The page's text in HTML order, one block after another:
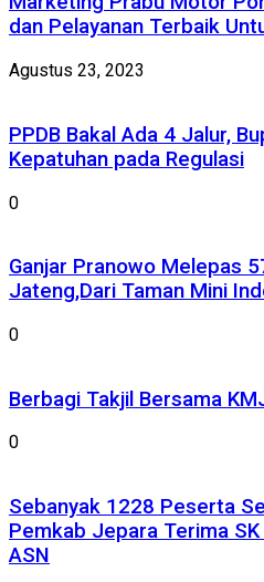
dan Pelayanan Terbaik
Agustus 23, 2023
PPDB Bakal Ada 4 Jalur,
Kepatuhan pada Regulasi
0
Ganjar Pranowo Melepas
Jateng,Dari Taman Mini
0
Berbagi Takjil Bersama
0
Sebanyak 1228 Peserta
Pemkab Jepara Terima
ASN